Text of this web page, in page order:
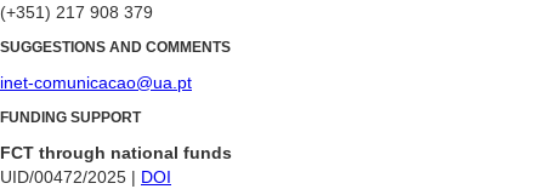
(+351) 217 908 379
SUGGESTIONS AND COMMENTS
inet-comunicacao@ua.pt
FUNDING SUPPORT
FCT through national funds
UID/00472/2025 | DOI